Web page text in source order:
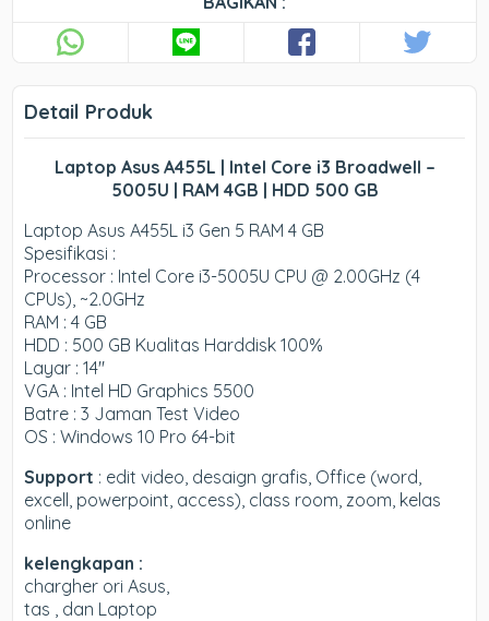
Detail Produk
Laptop Asus A455L | Intel Core i3 Broadwell –
5005U | RAM 4GB | HDD 500 GB
Laptop Asus A455L i3 Gen 5 RAM 4 GB
Spesifikasi :
Processor : Intel Core i3-5005U CPU @ 2.00GHz (4
CPUs), ~2.0GHz
RAM : 4 GB
HDD : 500 GB Kualitas Harddisk 100%
Layar : 14″
VGA : Intel HD Graphics 5500
Batre : 3 Jaman Test Video
OS : Windows 10 Pro 64-bit
Support : edit video, desaign grafis, Office (word,
excell, powerpoint, access), class room, zoom, kelas
online
kelengkapan :
chargher ori Asus,
tas , dan Laptop